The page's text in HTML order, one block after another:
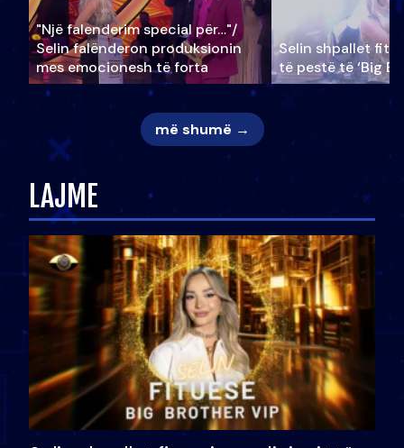
"Një falenderim special për…"/
Selin falënderon produksionin
mes emocionesh të forta
Selin shpallet
të pestë të ‘Big
më shumë →
LAJME